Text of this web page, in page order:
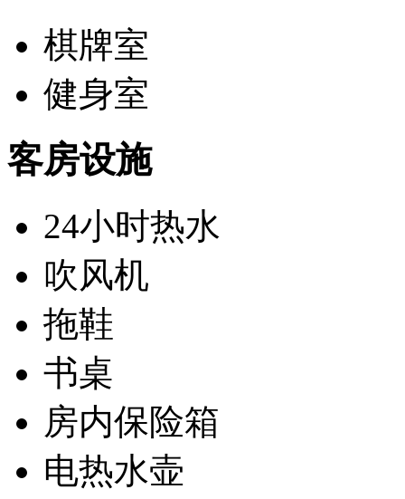
棋牌室
健身室
客房设施
24小时热水
吹风机
拖鞋
书桌
房内保险箱
电热水壶